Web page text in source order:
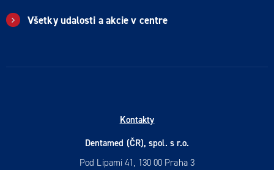
Všetky udalosti a akcie v centre
Kontakty
Dentamed (ČR), spol. s r.o.
Pod Lipami 41, 130 00 Praha 3